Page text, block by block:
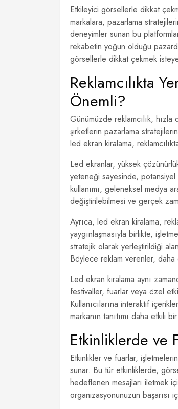
Etkileyici görsellerle dikkat
markalara, pazarlama
deneyimler sunan bu
rekabetin yoğun olduğu
görsellerle dikkat çekmek
Reklamcılıkta
Önemli?
Günümüzde reklamcılık,
şirketlerin pazarlama
led ekran kiralama,
Led ekranlar, yüksek
yeteneği sayesinde, potansiyel
kullanımı, geleneksel medya
değiştirilebilmesi ve gerçek
Ayrıca, led ekran kiralama,
yaygınlaşmasıyla birlikte,
stratejik olarak yerleştirildiği
Böylece reklam verenler,
Led ekran kiralama aynı
festivaller, fuarlar veya özel
Kullanıcılarına interaktif
markanın tanıtımı daha etkili
Etkinliklerde ve
Etkinlikler ve fuarlar,
sunar. Bu tür etkinliklerde,
hedeflenen mesajları iletmek
organizasyonunuzun başarısı